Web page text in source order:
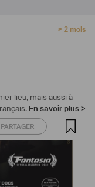
> 2 mois
lieu, mais aussi à
En savoir plus >
PARTAGER
PARTAGER